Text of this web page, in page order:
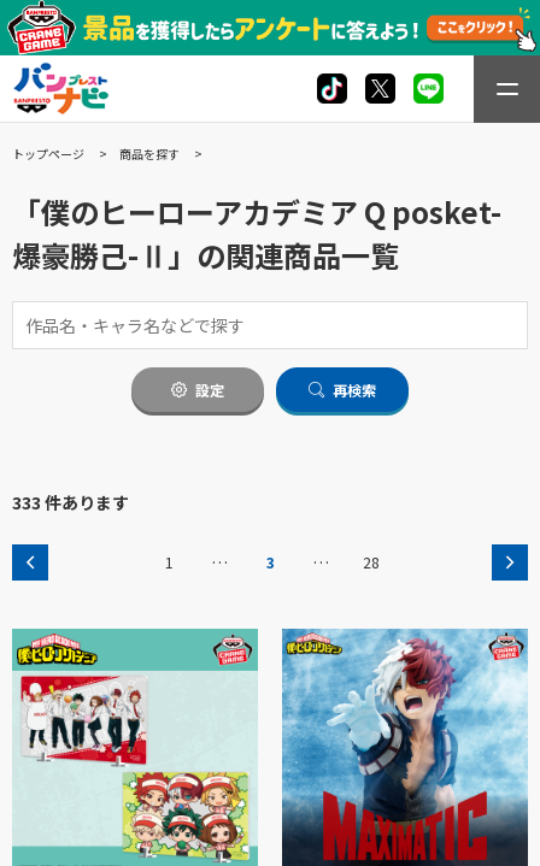
トップページ 商品を探す
「僕のヒーローアカデミア Q posket-
爆豪勝己-Ⅱ」の関連商品一覧
設定 再検索
333 件あります
1 … 3 … 28